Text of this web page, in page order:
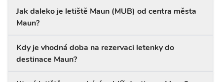
Jak daleko je letiště Maun (MUB) od centra města
Maun?
Kdy je vhodná doba na rezervaci letenky do
destinace Maun?